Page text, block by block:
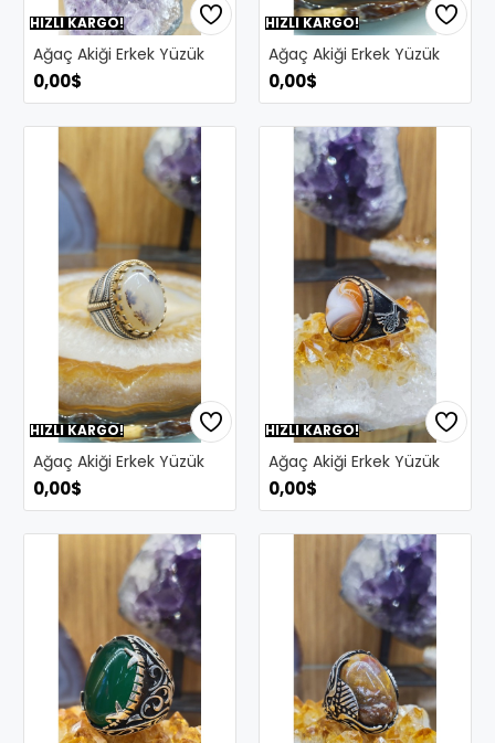
HIZLI KARGO!
Ağaç Akiği Erkek Yüzük
0,00$
HIZLI KARGO!
Ağaç Akiği Erkek Yüzük
0,00$
HIZLI KARGO!
Ağaç Akiği Erkek Yüzük
0,00$
HIZLI KARGO!
Ağaç Akiği Erkek Yüzük
0,00$